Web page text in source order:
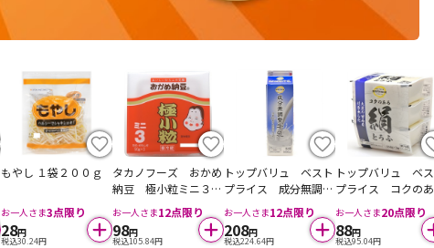
もやし １袋２００ｇ
お一人さま3点限り
28円
税込30.24円
タカノフーズ おかめ
納豆 極小粒ミニ３
５０ｇ×３個入
お一人さま12点限り
98円
税込105.84円
トップバリュ ベスト
プライス 成分無調整
牛乳 １０００ｍｌ
お一人さま12点限り
208円
税込224.64円
トップバリュ ベ
プライス コクの
絹とうふ １５０
３個入
お一人さま20点限り
88円
税込95.04円